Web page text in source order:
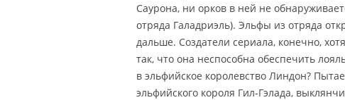
Саурона, ни орков в ней не
отряда Галадриэль). Эльфы из отряда
дальше. Создатели сериала, конечно,
так, что она неспособна обеспечить
в эльфийское королевство Линдон?
эльфийского короля Гил-Гэлада,